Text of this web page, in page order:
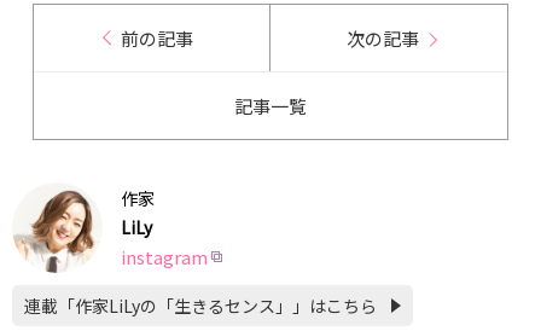
前の記事 次の記事
記事一覧
作家
LiLy
instagram
連載「作家LiLyの「生きるセンス」」はこちら